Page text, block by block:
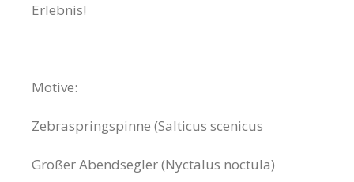
Erlebnis!
Motive:
Zebraspringspinne (Salticus scenicus
Großer Abendsegler (Nyctalus noctula)